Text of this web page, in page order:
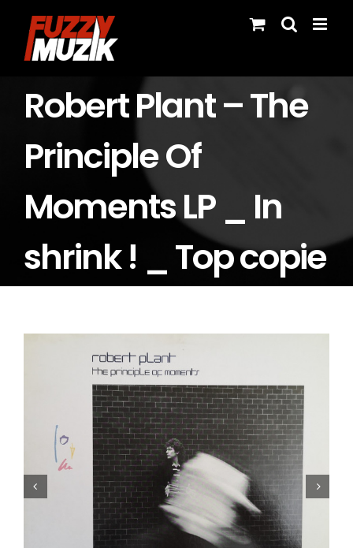
content
Robert Plant – The
Principle Of
Moments LP _ In
shrink ! _ Top copie